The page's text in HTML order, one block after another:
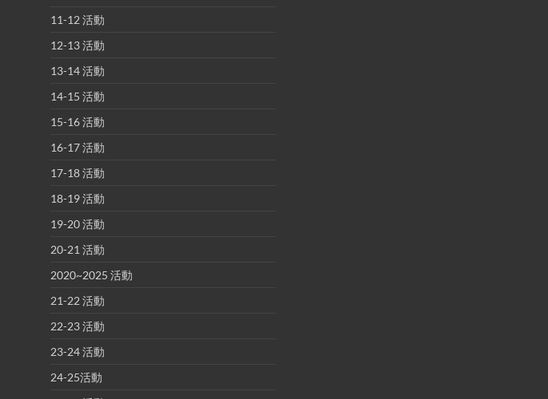
11-12 活動
12-13 活動
13-14 活動
14-15 活動
15-16 活動
16-17 活動
17-18 活動
18-19 活動
19-20 活動
20-21 活動
2020~2025 活動
21-22 活動
22-23 活動
23-24 活動
24-25活動